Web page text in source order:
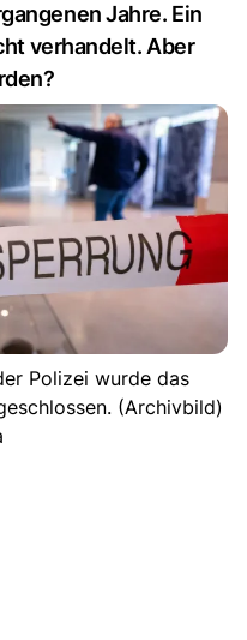
Jahre. Ein
verhandelt. Aber
Polizei wurde das
(Archivbild)